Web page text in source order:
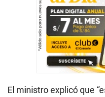
El ministro explicó que